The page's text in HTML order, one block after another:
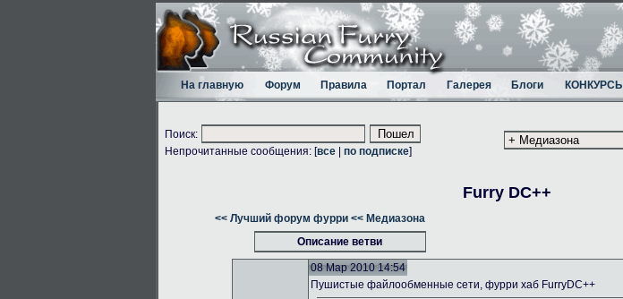
На главную Форум Правила Портал Галерея Блоги КОНКУРСЫ
Поиск:
Непрочитанные сообщения: [все по подписке]
Furry DC++
<< Лучший форум фурри << Медиазона
Описание ветви
08 Мар 2010 14:54
Пушистые файлообменные сети, фурри хаб FurryDC++